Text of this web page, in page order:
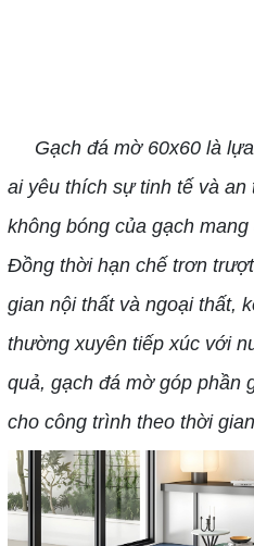
Gạch đá mờ 60x60 là
ai yêu thích sự tinh tế và an
không bóng của gạch
Đồng thời hạn chế trơn
gian nội thất và ngoại thất,
thường xuyên tiếp xúc với
quả, gạch đá mờ góp phần
cho công trình theo thời